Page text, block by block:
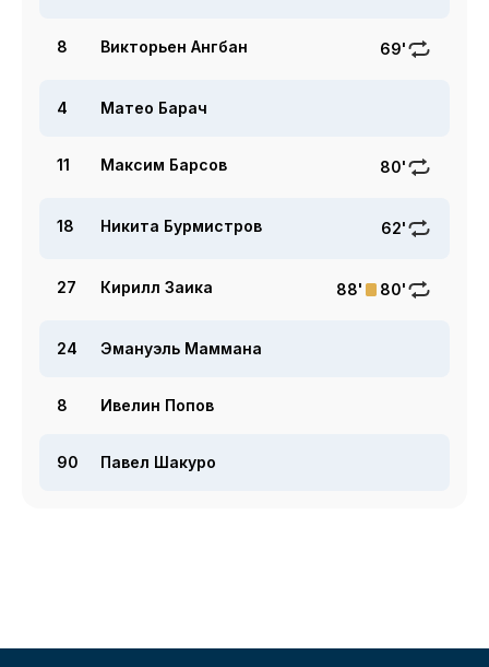
8 Викторьен Ангбан 69'
4 Матео Барач
11 Максим Барсов 80'
18 Никита Бурмистров 62'
27 Кирилл Заика 88' 80'
24 Эмануэль Маммана
8 Ивелин Попов
90 Павел Шакуро